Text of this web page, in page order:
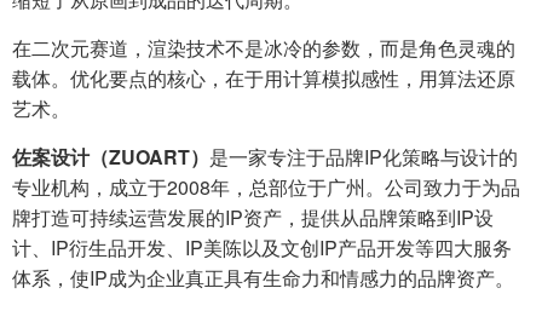
在二次元赛道，渲染技术不是冰冷的参数，而是角色灵魂的
载体。优化要点的核心，在于用计算模拟感性，用算法还原
艺术。
佐案设计（ZUOART） 是一家专注于品牌IP化策略与设计的
专业机构，成立于2008年，总部位于广州。公司致力于为品
牌打造可持续运营发展的IP资产，提供从品牌策略到IP设
计、IP衍生品开发、IP美陈以及文创IP产品开发等四大服务
体系，使IP成为企业真正具有生命力和情感力的品牌资产。